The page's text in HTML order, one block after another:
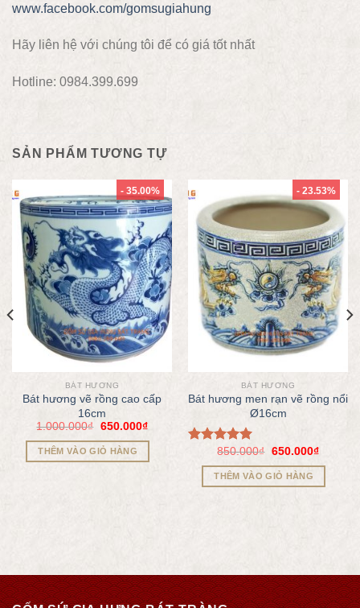
www.facebook.com/gomsugiahung
Hãy liên hệ với chúng tôi để có giá tốt nhất
Hotline: 0984.399.699
SẢN PHẨM TƯƠNG TỰ
- 35.00%
BÁT HƯƠNG
Bát hương vẽ rồng cao cấp
16cm
1.000.000₫ 650.000₫
THÊM VÀO GIỎ HÀNG
- 23.53%
BÁT HƯƠNG
Bát hương men rạn vẽ rồng nổi
Ø16cm
Được xếp
hạng5.00
5 sao
850.000₫ 650.000₫
THÊM VÀO GIỎ HÀNG